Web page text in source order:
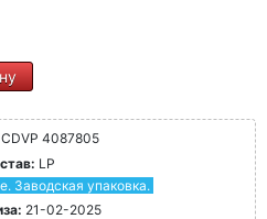
CDVP 4087805
LP
Заводская упаковка.
21-02-2025